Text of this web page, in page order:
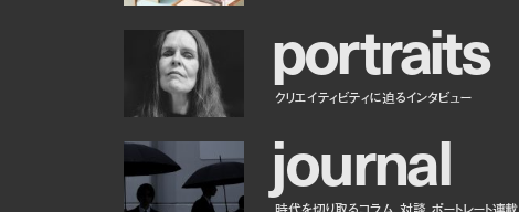
portraits
クリエイティビティに迫るインタビュー
journal